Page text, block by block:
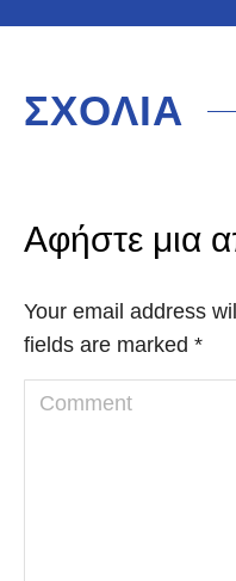
ΣΧΟΛΙΑ
Αφήστε μια
Your email address
fields are marked *
Comment